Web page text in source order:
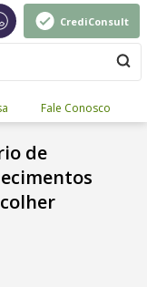
CrediConsult
Fale Conosco
de